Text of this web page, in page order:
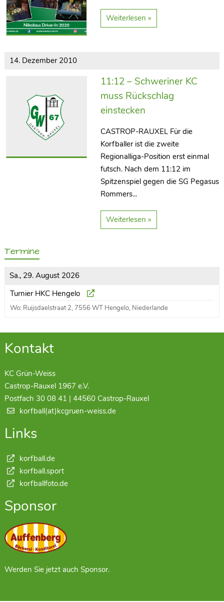
Weiterlesen »
14. Dezember 2010
11:12 – Schweriner KC
muss Rückschlag
einstecken
CASTROP-RAUXEL Für die
Korfballer ist die zweite
Regionalliga-Position erst einmal
futsch. Nach dem 11:12 im
Spitzenspiel gegen die SG Pegasus
Rommers...
Weiterlesen »
Termine
Sa., 29. August 2026
Turnier HKC Hengelo
Wo: Ruijsdaelstraat 2, 7556 WT Hengelo, Niederlande
Kontakt
KC Grün-Weiss
Castrop-Rauxel 1967 e.V.
Postfach 30 08 41 | 44560 Castrop-Rauxel
korfball(at)kcgruen-weiss.de
Links
korfball.de
korfball.sport
korfballfoto.de
Sponsor
Werden Sie jetzt auch Sponsor.